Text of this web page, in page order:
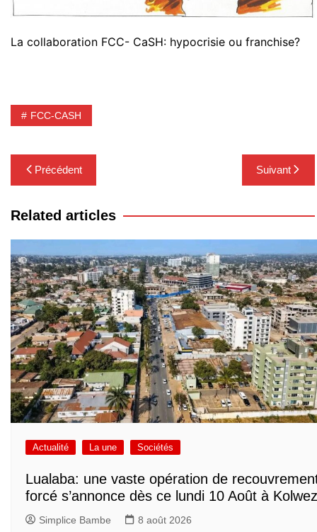
La collaboration FCC- CaSH: hypocrisie ou franchise?
FCC-CASH
Navigation
de
l’article
Précédent Suivant
Related articles
Actualité La une Sociétés
Lualaba: une vaste opération de
forcé s’annonce dès ce lundi 10 Août à
Simplice Bambe 8 août 2026